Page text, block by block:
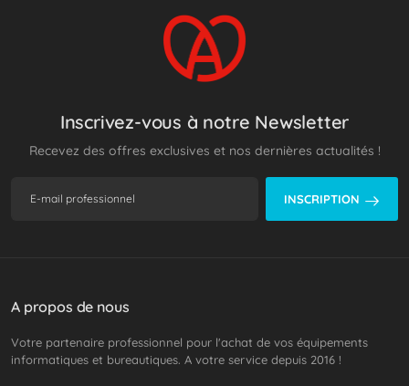
Inscrivez-vous à notre Newsletter
Recevez des offres exclusives et nos dernières actualités !
INSCRIPTION
A propos de nous
Votre partenaire professionnel pour l'achat de vos équipements
informatiques et bureautiques. A votre service depuis 2016 !